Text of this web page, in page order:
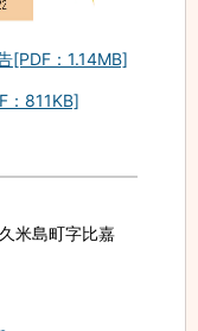
[PDF：1.14MB]
：811KB]
米島町字比嘉